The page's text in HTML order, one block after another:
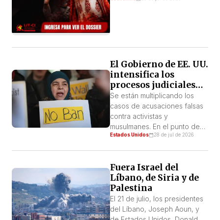
El Gobierno de EE. UU.
intensifica los
procesos judiciales
basados en
acusaciones falsas
contra activistas y
musulmanes
Se están multiplicando los
casos de acusaciones falsas
contra activistas y
musulmanes. En el punto de
mira se encuentran todos lo
Nacional n.º 7, prácticamente
cualquier persona que no sea
un partidario incondicional del
régimen de Trump. Entre los
agentes de la represión en
Estados Unidos 28 de jul de 2026
Fuera Israel del
Líbano, de Siria y de
Palestina
El 21 de julio, los presidentes
del Líbano, Joseph Aoun, y